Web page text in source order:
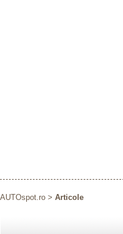
AUTOspot.ro > Articole